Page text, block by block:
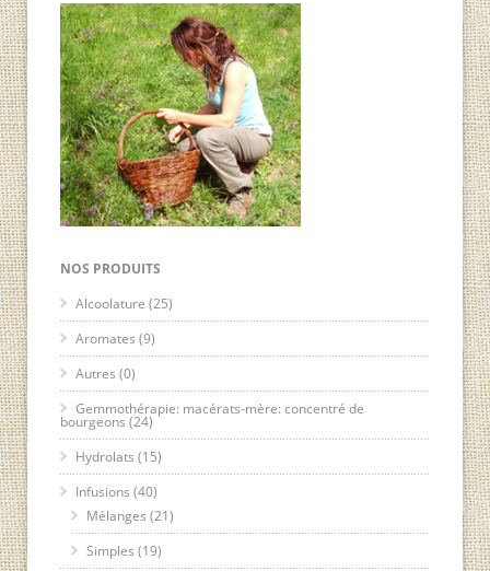
NOS PRODUITS
Alcoolature (25)
Aromates (9)
Autres (0)
Gemmothérapie: macérats-mère: concentré de
bourgeons (24)
Hydrolats (15)
Infusions (40)
Mélanges (21)
Simples (19)